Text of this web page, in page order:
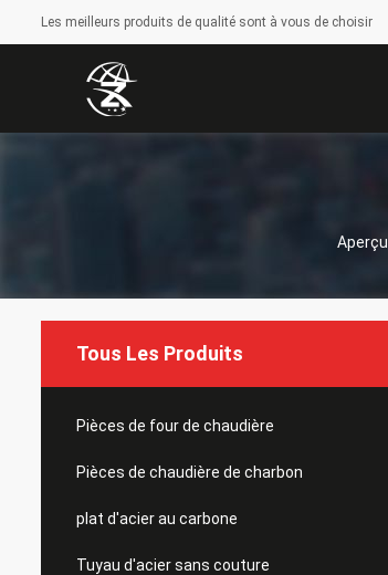
Les meilleurs produits de qualité sont à vous de choisir
Aperçu
Tous Les Produits
Pièces de four de chaudière
Pièces de chaudière de charbon
plat d'acier au carbone
Tuyau d'acier sans couture